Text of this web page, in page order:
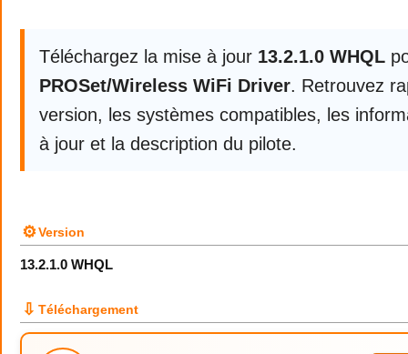
Téléchargez la mise à jour 13.2.1.0 WHQL
PROSet/Wireless WiFi Driver. Retrouvez
version, les systèmes compatibles, les
à jour et la description du pilote.
⚙Version
13.2.1.0 WHQL
⇩ Téléchargement